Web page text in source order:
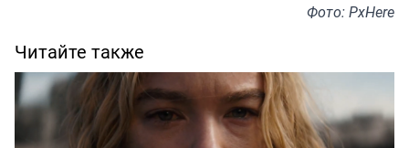
Фото: PxHere
Читайте также